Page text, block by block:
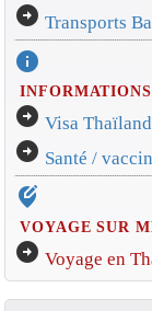
arrow_circle_right Transports
info
arrow_circle_right Visa
arrow_circle_right Santé /
edit_location_alt
VOYAGE SUR
arrow_circle_right Voyage en